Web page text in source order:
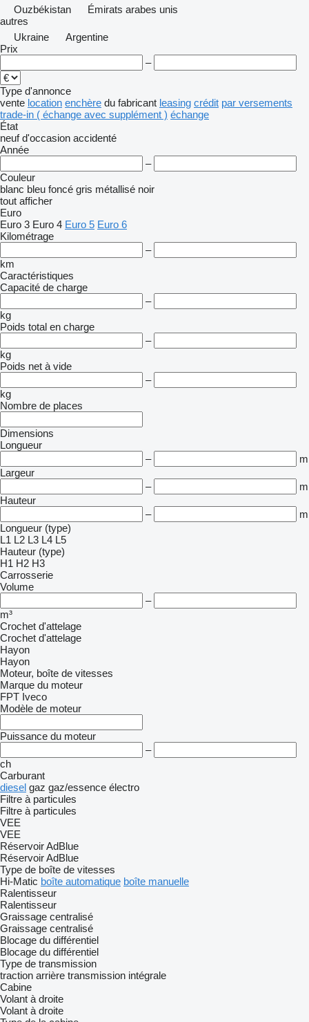
Ouzbékistan
Émirats arabes unis
autres
Ukraine
Argentine
Prix
–
Type d'annonce
vente location enchère du fabricant leasing crédit par versements
trade-in ( échange avec supplément ) échange
État
neuf d'occasion accidenté
Année
–
Couleur
blanc bleu foncé gris métallisé noir
tout afficher
Euro
Euro 3 Euro 4 Euro 5 Euro 6
Kilométrage
–
km
Caractéristiques
Capacité de charge
–
kg
Poids total en charge
–
kg
Poids net à vide
–
kg
Nombre de places
Dimensions
Longueur
–
m
Largeur
–
m
Hauteur
–
m
Longueur (type)
L1 L2 L3 L4 L5
Hauteur (type)
H1 H2 H3
Carrosserie
Volume
–
m³
Crochet d'attelage
Crochet d'attelage
Hayon
Hayon
Moteur, boîte de vitesses
Marque du moteur
FPT Iveco
Modèle de moteur
Puissance du moteur
–
ch
Carburant
diesel gaz gaz/essence électro
Filtre à particules
Filtre à particules
VEE
VEE
Réservoir AdBlue
Réservoir AdBlue
Type de boîte de vitesses
Hi-Matic boîte automatique boîte manuelle
Ralentisseur
Ralentisseur
Graissage centralisé
Graissage centralisé
Blocage du différentiel
Blocage du différentiel
Type de transmission
traction arrière transmission intégrale
Cabine
Volant à droite
Volant à droite